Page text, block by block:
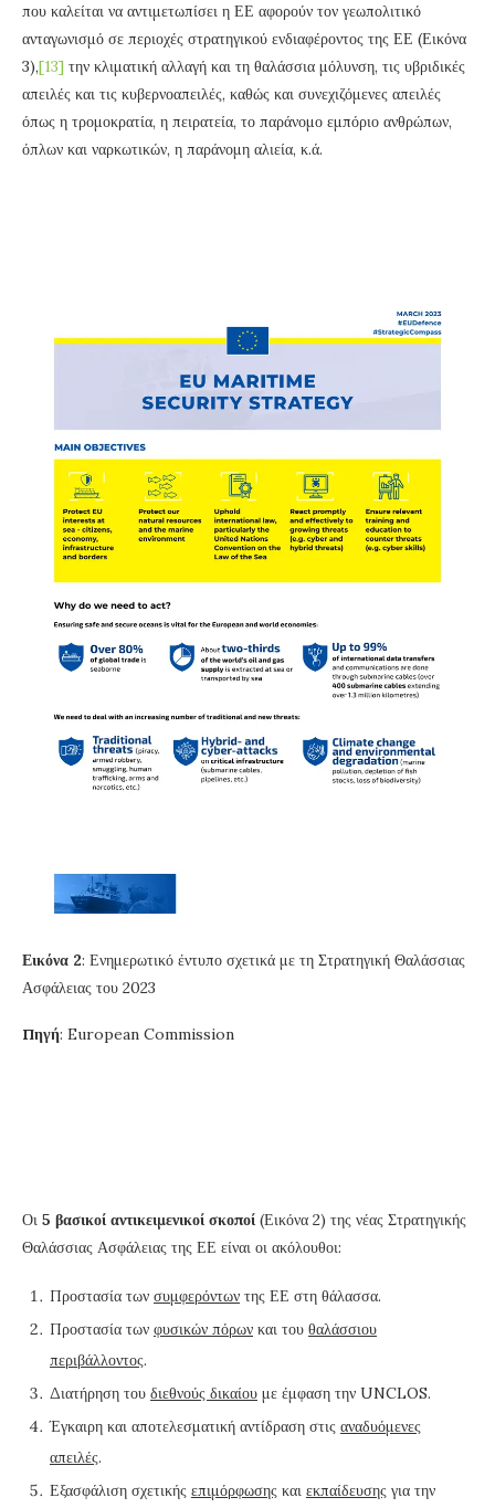
που καλείται να αντιμετωπίσει η ΕΕ αφορούν τον γεωπολιτικό
ανταγωνισμό σε περιοχές στρατηγικού ενδιαφέροντος της ΕΕ (Εικόνα
3),[13] την κλιματική αλλαγή και τη θαλάσσια μόλυνση, τις υβριδικές
απειλές και τις κυβερνοαπειλές, καθώς και συνεχιζόμενες απειλές
όπως η τρομοκρατία, η πειρατεία, το παράνομο εμπόριο ανθρώπων,
όπλων και ναρκωτικών, η παράνομη αλιεία, κ.ά.
Εικόνα 2: Ενημερωτικό έντυπο σχετικά με τη Στρατηγική Θαλάσσιας
Ασφάλειας του 2023
Πηγή: European Commission
Οι 5 βασικοί αντικειμενικοί σκοποί(Εικόνα 2) της νέας Στρατηγικής
Θαλάσσιας Ασφάλειας της ΕΕ είναι οι ακόλουθοι:
Προστασία των συμφερόντων της ΕΕ στη θάλασσα.
Προστασία των φυσικών πόρων και του θαλάσσιου
περιβάλλοντος.
Διατήρηση του διεθνούς δικαίου με έμφαση την UNCLOS.
Έγκαιρη και αποτελεσματική αντίδραση στις αναδυόμενες
απειλές.
Εξασφάλιση σχετικής επιμόρφωσης και εκπαίδευσης για την